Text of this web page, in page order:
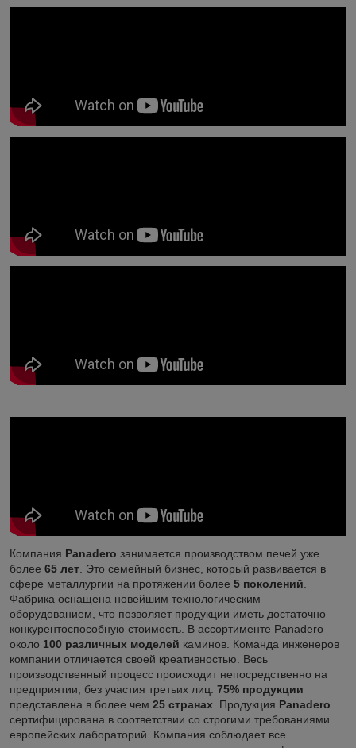
Компания Panadero занимается производством печей уже
более 65 лет . Это семейный бизнес, который развивается в
сфере металлургии на протяжении более 5 поколений
Фабрика оснащена новейшим технологическим
оборудованием, что позволяет продукции иметь достаточно
конкурентоспособную стоимость. В ассортименте Panadero
около 100 различных моделей каминов. Команда инженеров
компании отличается своей креативностью. Весь
производственный процесс происходит непосредственно на
предприятии, без участия третьих лиц. 75% продукции
представлена в более чем 25 странах . Продукция Panadero
сертифицирована в соответствии со строгими требованиями
европейских лабораторий. Компания соблюдает все